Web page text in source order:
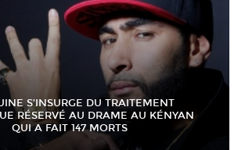
S’INSURGE DU TRAITEMENT
RÉSERVÉ AU DRAME AU KÉNYAN
QUI A FAIT 147 MORTS